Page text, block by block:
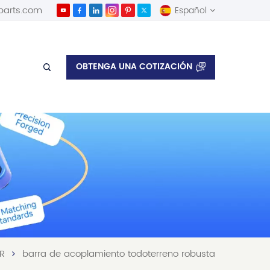
Español
English
OBTENGA UNA COTIZACIÓN
barra de acoplamiento todoterreno robusta